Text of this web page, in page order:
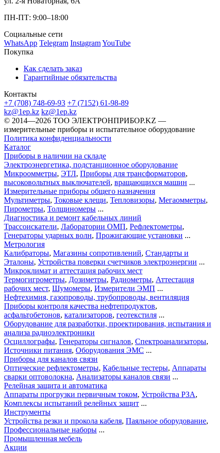
ПН-ПТ: 9:00–18:00
Социальные сети
WhatsApp Telegram InstagramYouTube
Покупка
Как сделать заказ
Гарантийные обязательства
Контакты
+7 (708) 748-69-93 +7 (7152) 61-98-89
kz@1ep.kz kz@1ep.kz
©️ 2014—2026 ТОО ЭЛЕКТРОНПРИБОР.KZ —
измерительные приборы и испытательное оборудование
Политика конфиденциальности
Каталог
Приборы в наличии на складе
Электроэнергетика, подстанционное оборудование
Микроомметры, ЭТЛ, Приборы для трансформаторов,
высоковольтных выключателей, вращающихся машин ...
Измерительные приборы общего назначения
Мультиметры, Токовые клещи, Тепловизоры, Мегаомметры,
Пирометры, Толщиномеры ...
Диагностика и ремонт кабельных линий
Трассоискатели, Лаборатории ОМП, Рефлектометры,
Генераторы ударных волн, Прожигающие установки ...
Метрология
Калибраторы, Магазины сопротивлений, Стандарты и
Эталоны, Устройства поверки счетчиков электроэнергии ...
Микроклимат и аттестация рабочих мест
Термогигрометры, Дозиметры, Радиометры, Аттестация
рабочих мест, Шумомеры, Измерители ЭМП ...
Нефтехимия, газопроводы, трубопроводы, вентиляция
Приборы контроля качества нефтепродуктов,
асфальтобетонов, катализаторов, геотекстиля ...
Оборудование для разработки, проектирования, испытания и
анализа радиоэлектроники
Осциллографы, Генераторы сигналов, Спектроанализаторы,
Источники питания, Оборудования ЭМС ...
Приборы для каналов связи
Оптические рефлектометры, Кабельные тестеры, Аппараты
сварки оптоволокна, Анализаторы каналов связи ...
Релейная защита и автоматика
Аппараты прогрузки первичным током, Устройства РЗА,
Комплексы испытаний релейных защит ...
Инструменты
Устройства резки и прокола кабеля, Паяльное оборудование,
Профессиональные наборы ...
Промышленная мебель
Акции